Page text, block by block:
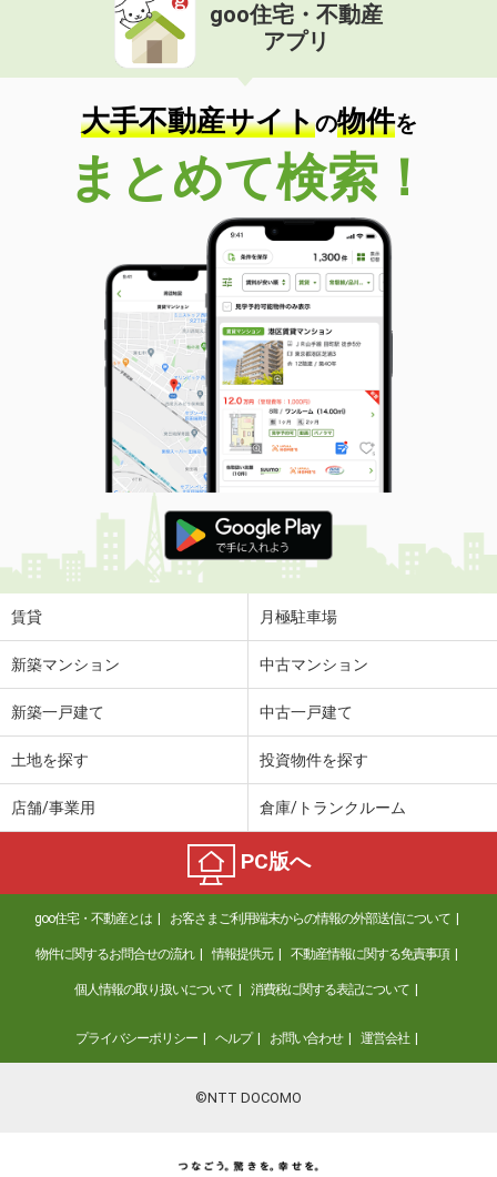
goo住宅・不動産
アプリ
大手不動産サイトの物件を
まとめて検索！
賃貸 月極駐車場
新築マンション 中古マンション
新築一戸建て 中古一戸建て
土地を探す 投資物件を探す
店舗/事業用 倉庫/トランクルーム
PC版へ
goo住宅・不動産とは お客さまご利用端末からの情報の外部送信について
物件に関するお問合せの流れ 情報提供元 不動産情報に関する免責事項
個人情報の取り扱いについて 消費税に関する表記について
プライバシーポリシー ヘルプ お問い合わせ 運営会社
©NTT DOCOMO